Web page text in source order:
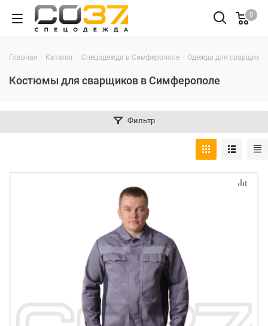
0
Главная - Каталог - Спецодежда в Симферополе - Одежда для
Костюмы для сварщиков в Симферополе
Фильтр